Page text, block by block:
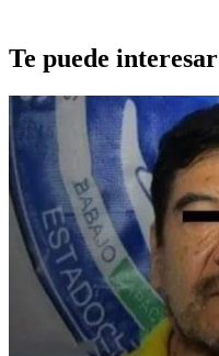
Te puede interesar